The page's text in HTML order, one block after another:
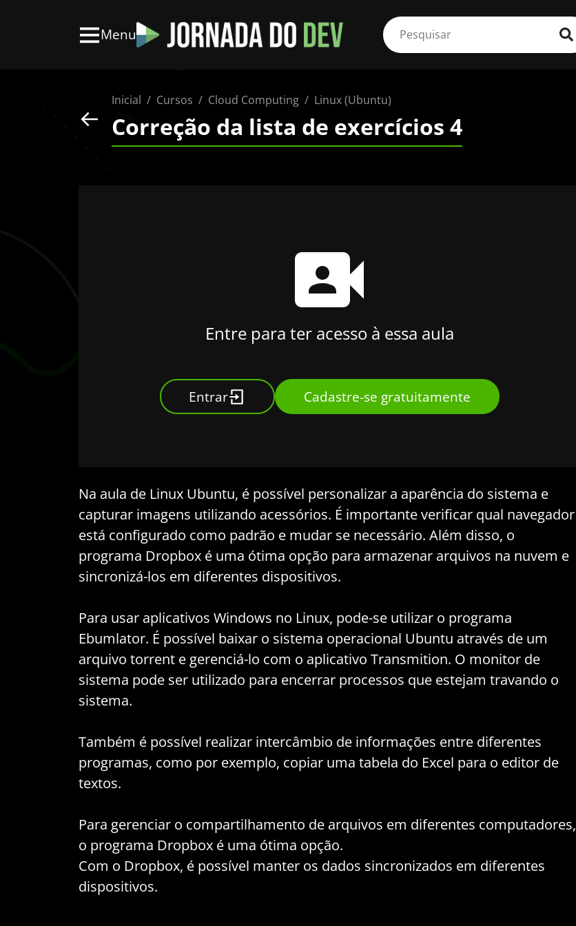
Menu
Inicial Cursos Cloud Computing Linux (Ubuntu)
Correção da lista de exercícios 4
Entre para ter acesso à essa aula
Entrar Cadastre-se gratuitamente
Na aula de Linux Ubuntu, é possível personalizar a aparência do sistema e
capturar imagens utilizando acessórios. É importante verificar qual navegador
está configurado como padrão e mudar se necessário. Além disso, o
programa Dropbox é uma ótima opção para armazenar arquivos na nuvem e
sincronizá-los em diferentes dispositivos.
Para usar aplicativos Windows no Linux, pode-se utilizar o programa
Ebumlator. É possível baixar o sistema operacional Ubuntu através de um
arquivo torrent e gerenciá-lo com o aplicativo Transmition. O monitor de
sistema pode ser utilizado para encerrar processos que estejam travando o
sistema.
Também é possível realizar intercâmbio de informações entre diferentes
programas, como por exemplo, copiar uma tabela do Excel para o editor de
textos.
Para gerenciar o compartilhamento de arquivos em diferentes computadores,
o programa Dropbox é uma ótima opção.
Com o Dropbox, é possível manter os dados sincronizados em diferentes
dispositivos.